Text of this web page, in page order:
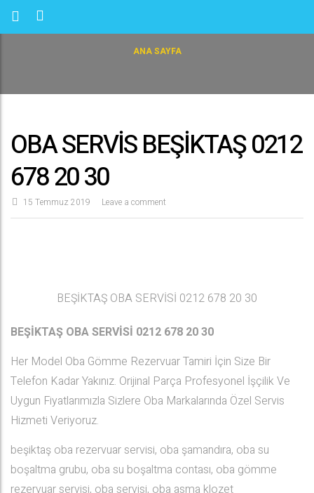
ANA SAYFA
OBA SERVİS BEŞİKTAŞ 0212
678 20 30
15 Temmuz 2019 Leave a comment
BEŞİKTAŞ OBA SERVİSİ 0212 678 20 30
BEŞİKTAŞ OBA SERVİSİ 0212 678 20 30
Her Model Oba Gömme Rezervuar Tamiri İçin Size Bir
Telefon Kadar Yakınız. Orijinal Parça Profesyonel İşçilik Ve
Uygun Fiyatlarımızla Sizlere Oba Markalarında Özel Servis
Hizmeti Veriyoruz.
beşiktaş oba rezervuar servisi, oba şamandıra, oba su
boşaltma grubu, oba su boşaltma contası, oba gömme
rezervuar servisi, oba servisi, oba asma klozet